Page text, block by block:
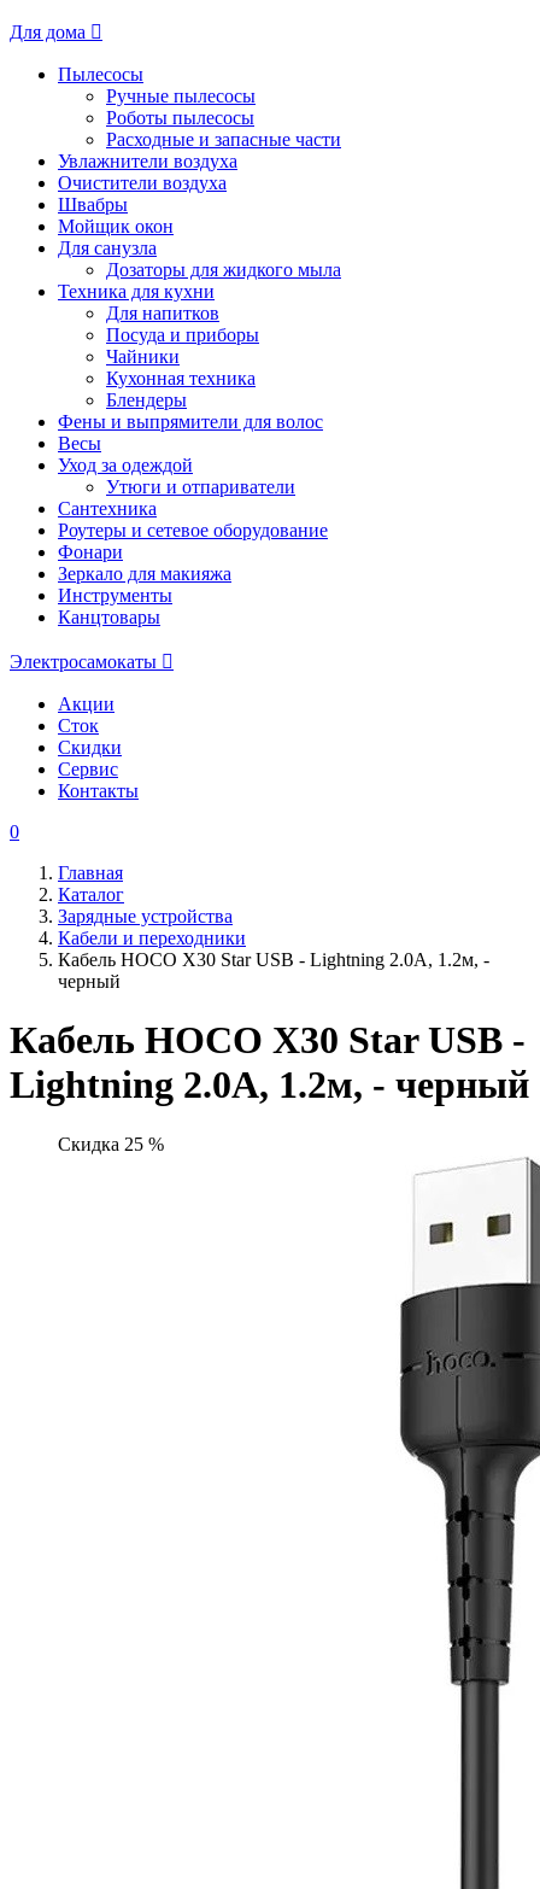
Для дома
Пылесосы
Ручные пылесосы
Роботы пылесосы
Расходные и запасные части
Увлажнители воздуха
Очистители воздуха
Швабры
Мойщик окон
Для санузла
Дозаторы для жидкого мыла
Техника для кухни
Для напитков
Посуда и приборы
Чайники
Кухонная техника
Блендеры
Фены и выпрямители для волос
Весы
Уход за одеждой
Утюги и отпариватели
Сантехника
Роутеры и сетевое оборудование
Фонари
Зеркало для макияжа
Инструменты
Канцтовары
Электросамокаты
Акции
Сток
Скидки
Сервис
Контакты
0
Главная
Каталог
Зарядные устройства
Кабели и переходники
Кабель HOCO X30 Star USB - Lightning 2.0А, 1.2м, -
черный
Кабель HOCO X30 Star USB -
Lightning 2.0А, 1.2м, - черный
Скидка 25 %